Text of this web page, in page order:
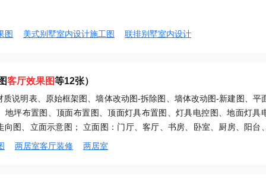
图 美式别墅室内设计施工图 联排别墅室内设计
客厅效果图等12张）
质说明表、原始框架图、墙体改动图-拆除图、墙体改动图-新建图、平
地坪布置图、顶面布置图、顶面灯具布置图、灯具电控图、地面灯具
向图、立面示意图； 立面图：门厅、客厅、书房、卧室、厨房、阳台
两居室客厅装修 两居室